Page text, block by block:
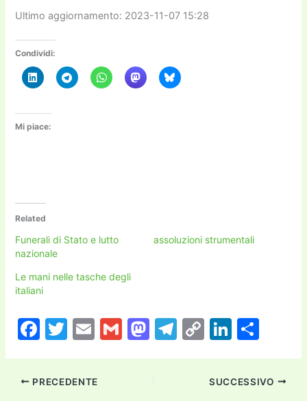
Ultimo aggiornamento: 2023-11-07 15:28
Condividi:
Mi piace:
Related
Funerali di Stato e lutto
nazionale
assoluzioni strumentali
Le mani nelle tasche degli
italiani
F
c
e
T
itt
er
E
ai
l
G
M T
C
p
y
Li
k
e
n
di
PRECEDENTE SUCCESSIVO